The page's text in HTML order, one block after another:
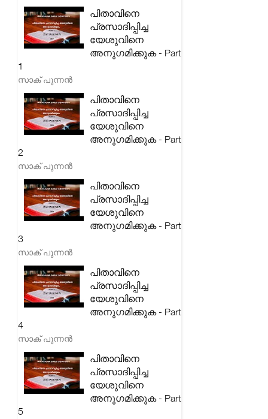
പിതാവിനെ
പ്രസാദിപ്പിച്ച
യേശുവിനെ
അനുഗമിക്കുക - Part
1
സാക് പുന്നൻ
പിതാവിനെ
പ്രസാദിപ്പിച്ച
യേശുവിനെ
അനുഗമിക്കുക - Part
2
സാക് പുന്നൻ
പിതാവിനെ
പ്രസാദിപ്പിച്ച
യേശുവിനെ
അനുഗമിക്കുക - Part
3
സാക് പുന്നൻ
പിതാവിനെ
പ്രസാദിപ്പിച്ച
യേശുവിനെ
അനുഗമിക്കുക - Part
4
സാക് പുന്നൻ
പിതാവിനെ
പ്രസാദിപ്പിച്ച
യേശുവിനെ
അനുഗമിക്കുക - Part
5